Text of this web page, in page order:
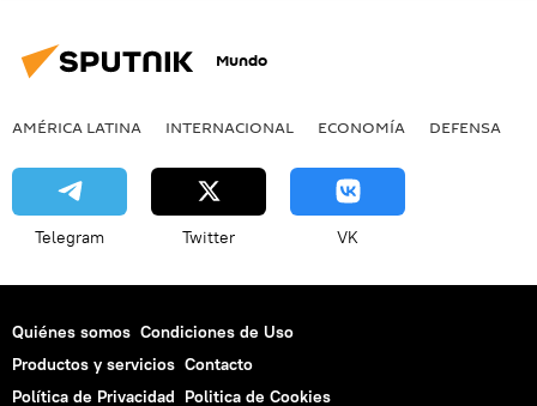
Mundo
AMÉRICA LATINA INTERNACIONAL ECONOMÍA DEFENSA
Telegram Twitter VK
Quiénes somos Condiciones de Uso
Productos y servicios Contacto
Política de Privacidad Politica de Cookies